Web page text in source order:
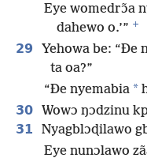
Eye womedrɔ̃a
dahewo o.’” +
29
Yehowa be: “Ðe
ta oa?”
“Ðe nyemabia *
30 Wowɔ ŋɔdzinu
31
Nyagblɔɖilawo
Eye nunɔlawo